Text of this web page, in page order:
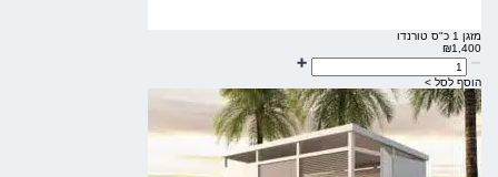
מזגן 1 כ"ס טורנדו
₪1,400
הוסף לסל >